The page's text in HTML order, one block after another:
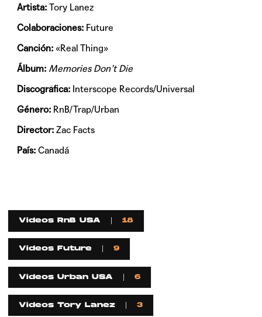
Artista: Tory Lanez
Colaboraciones: Future
Canción: «Real Thing»
Álbum: Memories Don’t Die
Discográfica: Interscope Records/Universal
Género: RnB/Trap/Urban
Director: Zac Facts
País: Canadá
Videos RnB USA 18
Videos Future 9
Videos Urban USA 6
Videos Tory Lanez 3